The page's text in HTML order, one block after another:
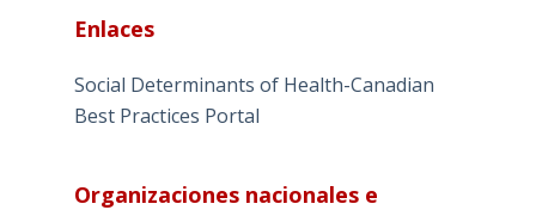
Enlaces
Social Determinants of Health-Canadian
Best Practices Portal
Organizaciones nacionales e